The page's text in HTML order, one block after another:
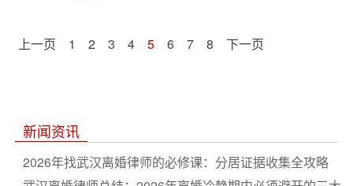
上一页 1 2 3 4 5 6 7 8 下一页
新闻资讯
2026年找武汉离婚律师的必修课：分居证据收集全攻略